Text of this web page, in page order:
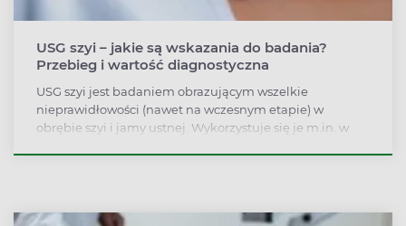
USG szyi – jakie są wskazania do badania?
Przebieg i wartość diagnostyczna
USG szyi jest badaniem obrazującym wszelkie
nieprawidłowości (nawet na wczesnym etapie) w
obrębie szyi i jamy ustnej. Wykorzystuje się je m.in. w
lekarza, że rozwija się stan chorobowy.